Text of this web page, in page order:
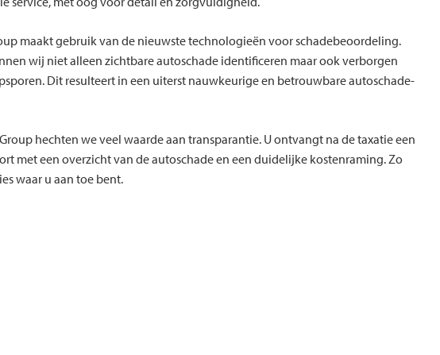
maakt gebruik van de nieuwste technologieën voor schadebeoordeling.
wij niet alleen zichtbare autoschade identificeren maar ook verborgen
Dit resulteert in een uiterst nauwkeurige en betrouwbare autoschade-
hechten we veel waarde aan transparantie. U ontvangt na de taxatie een
met een overzicht van de autoschade en een duidelijke kostenraming. Zo
waar u aan toe bent.